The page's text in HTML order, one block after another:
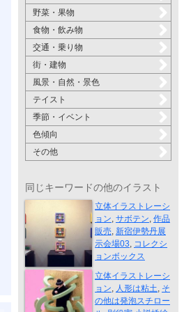
野菜・果物
食物・飲み物
交通・乗り物
街・建物
風景・自然・景色
テイスト
季節・イベント
色傾向
その他
同じキーワードの他のイラスト
伊勢丹展示会...
立体イラストレーシ
ョン, サボテン, 作品
販売, 新宿伊勢丹展
示会場03, コレクシ
ョンボックス
別役実小説挿絵
立体イラストレーシ
ョン, 人形は粘土, そ
の他は発泡スチロー